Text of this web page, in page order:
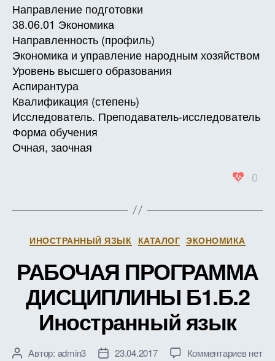
Направление подготовки
38.06.01 Экономика
Направленность (профиль)
Экономика и управление народным хозяйством
Уровень высшего образования
Аспирантура
Квалификация (степень)
Исследователь. Преподаватель-исследователь
Форма обучения
Очная, заочная
0
Рубрики
ИНОСТРАННЫЙ ЯЗЫК КАТАЛОГ ЭКОНОМИКА
РАБОЧАЯ ПРОГРАММА
ДИСЦИПЛИНЫ Б1.Б.2
Иностранный язык
АвторАвтор: admin3
Дата23.04.2017 Комментариевк
нет